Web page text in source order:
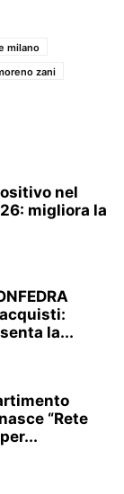
milano
zani
nel
migliora la
la...
“Rete